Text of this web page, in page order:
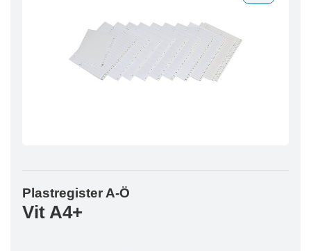
Plastregister A-Ö
Vit A4+